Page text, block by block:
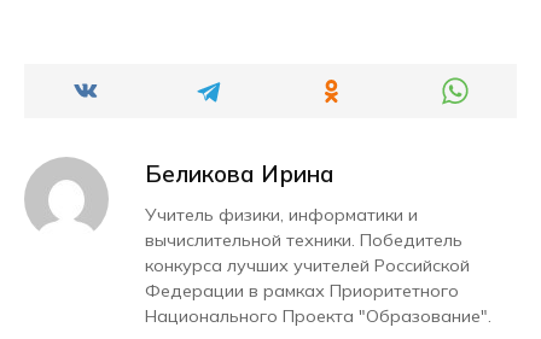
Беликова Ирина
Учитель физики, информатики и
вычислительной техники. Победитель
конкурса лучших учителей Российской
Федерации в рамках Приоритетного
Национального Проекта "Образование".